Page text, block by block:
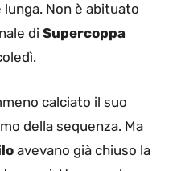
Non è abituato
di Supercoppa
calciato il suo
della sequenza. Ma
avevano già chiuso la